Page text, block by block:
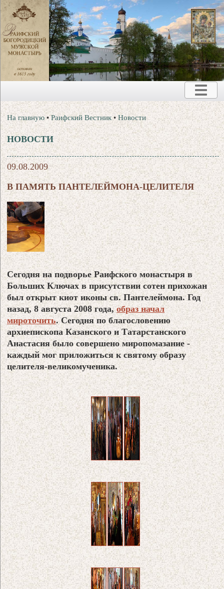
На главную •Раифский Вестник •Новости
НОВОСТИ
09.08.2009
В ПАМЯТЬ ПАНТЕЛЕЙМОНА-ЦЕЛИТЕЛЯ
Сегодня на подворье Раифского монастыря в
Больших Ключах в присутствии сотен прихожан
был открыт киот иконы св. Пантелеймона. Год
назад, 8 августа 2008 года,образ начал
мироточить. Сегодня по благословению
архиепископа Казанского и Татарстанского
Анастасия было совершено миропомазание -
каждый мог приложиться к святому образу
целителя-великомученика.